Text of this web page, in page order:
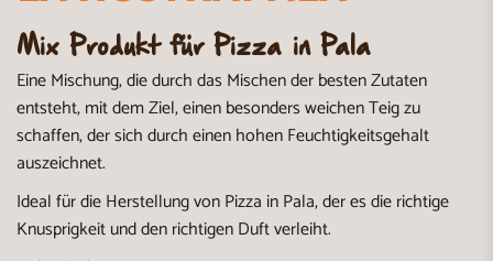
Mix Produkt für Pizza in Pala
Eine Mischung, die durch das Mischen der besten Zutaten
entsteht, mit dem Ziel, einen besonders weichen Teig zu
schaffen, der sich durch einen hohen Feuchtigkeitsgehalt
auszeichnet.
Ideal für die Herstellung von Pizza in Pala, der es die richtige
Knusprigkeit und den richtigen Duft verleiht.